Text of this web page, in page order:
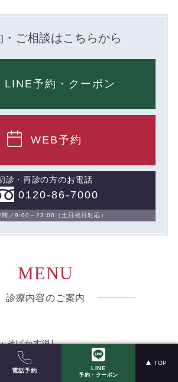
・ご相談はこちらから
LINE予約 ・クーポン
WEB予約
診・再診の方のお電話
0120-86-7000
間／9:00～23:00（土日祝日対応）
MENU
診療内容のご案内
そばかす消し
電話予約 LINE
予約・クーポン
TOP